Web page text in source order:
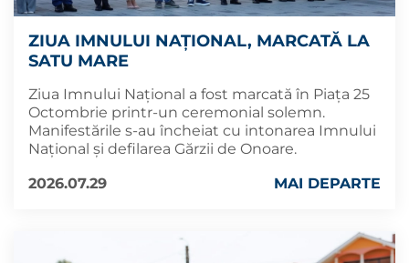
ZIUA IMNULUI NAŢIONAL, MARCATĂ LA
SATU MARE
Ziua Imnului Naţional a fost marcată în Piața 25
Octombrie printr-un ceremonial solemn.
Manifestările s-au încheiat cu intonarea Imnului
Național și defilarea Gărzii de Onoare.
2026.07.29
MAI DEPARTE